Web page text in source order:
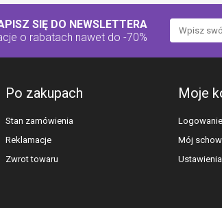
SIĘ DO NEWSLETTERA
o rabatach nawet do -70%
Po zakupach
Stan zamówienia
Reklamacje
Zwrot towaru
Moje
Logowanie
Mój